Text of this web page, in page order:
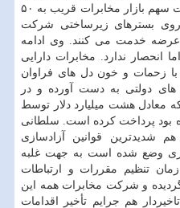
کرده اند. حالا در حوزه پهن باند ثابت سهم بازار مخابرات قریب به ۵۰
دیگر روی بسترهای زیرساختی شرکت
بازار عرضه خدمت می کنند. وی ادامه
انحصار ندارد. مخابرات دارایی
با زحمات و خون دل های فراوان
های دولتی به دست آورده و در
معادل هشت میلیارد دلار توسط
پرداخت کرده است. سلطانی
داشت: از آغاز سال ۹۲ هم شدیدترین قوانین آزادسازی
وضع شده است به جهت غلبه
تنظیم مقررات و ارتباطات
و شرکت مخابرات همه این
هم جرایم تأخیر اقدامات